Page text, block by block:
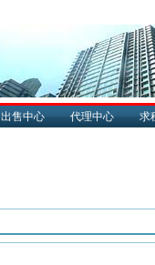
出售中心 代理中心 求